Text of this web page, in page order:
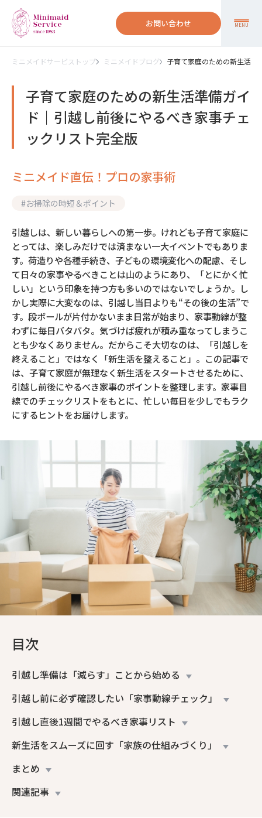
お問い合わせ MENU
ミニメイドサービストップ ミニメイドブログ 子育て家庭のための新生活
子育て家庭のための新生活準備ガイ
ド｜引越し前後にやるべき家事チェ
ックリスト完全版
ミニメイド直伝！プロの家事術
#お掃除の時短＆ポイント
引越しは、新しい暮らしへの第一歩。けれども子育て家庭に
とっては、楽しみだけでは済まない一大イベントでもありま
す。荷造りや各種手続き、子どもの環境変化への配慮、そし
て日々の家事――やるべきことは山のようにあり、「とにかく忙
しい」という印象を持つ方も多いのではないでしょうか。し
かし実際に大変なのは、引越し当日よりも“その後の生活”で
す。段ボールが片付かないまま日常が始まり、家事動線が整
わずに毎日バタバタ。気づけば疲れが積み重なってしまうこ
とも少なくありません。だからこそ大切なのは、「引越しを
終えること」ではなく「新生活を整えること」。この記事で
は、子育て家庭が無理なく新生活をスタートさせるために、
引越し前後にやるべき家事のポイントを整理します。家事目
線でのチェックリストをもとに、忙しい毎日を少しでもラク
にするヒントをお届けします。
目次
引越し準備は「減らす」ことから始める
引越し前に必ず確認したい「家事動線チェック」
引越し直後1週間でやるべき家事リスト
新生活をスムーズに回す「家族の仕組みづくり」
まとめ
関連記事